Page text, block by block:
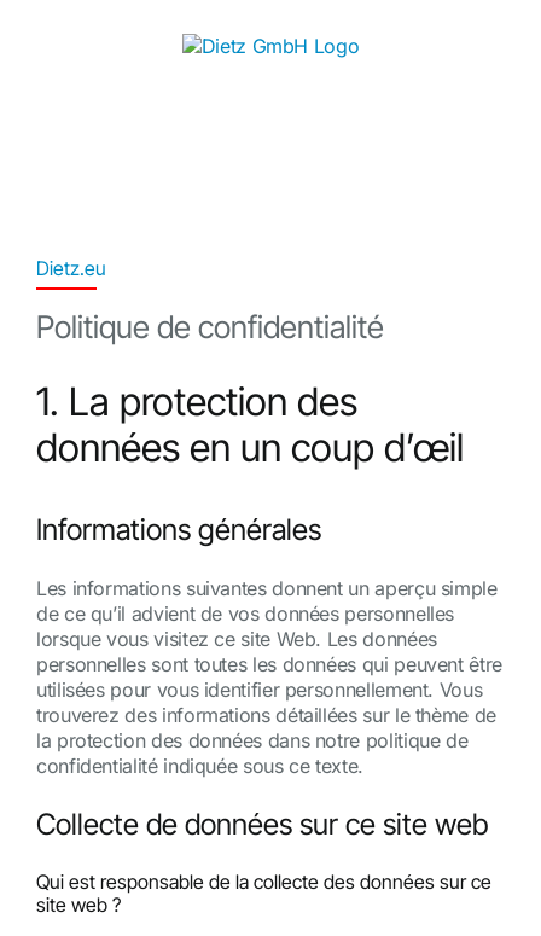
Dietz.eu
Politique de confidentialité
1. La protection des
données en un coup d’œil
Informations générales
Les informations suivantes donnent un aperçu simple
de ce qu’il advient de vos données personnelles
lorsque vous visitez ce site Web. Les données
personnelles sont toutes les données qui peuvent être
utilisées pour vous identifier personnellement. Vous
trouverez des informations détaillées sur le thème de
la protection des données dans notre politique de
confidentialité indiquée sous ce texte.
Collecte de données sur ce site web
Qui est responsable de la collecte des données sur ce
site web ?